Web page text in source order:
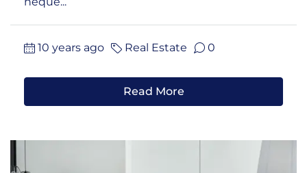
10 years ago Real Estate 0
Read More